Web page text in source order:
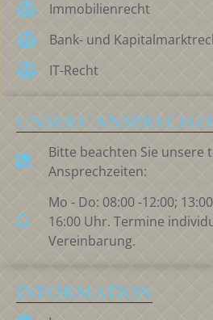
Immobilienrecht
Bank- und
IT-Recht
UNSERE
Bitte beachten Sie unsere
Ansprechzeiten:
Mo - Do: 08:00 -12:00;
16:00 Uhr. Termine
Vereinbarung.
INFORMATION